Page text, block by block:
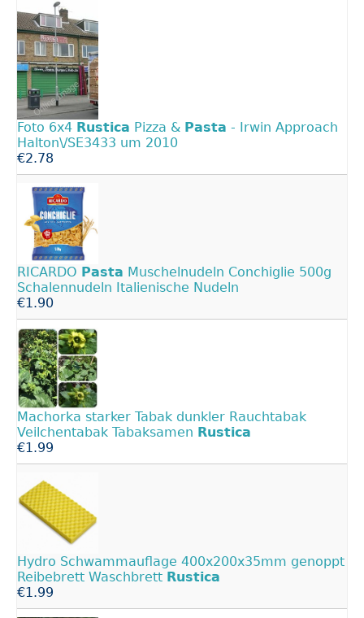
Foto 6x4 Rustica Pizza & Pasta - Irwin Approach
Halton\/SE3433 um 2010
€2.78
RICARDO Pasta Muschelnudeln Conchiglie 500g
Schalennudeln Italienische Nudeln
€1.90
Machorka starker Tabak dunkler Rauchtabak
Veilchentabak Tabaksamen Rustica
€1.99
Hydro Schwammauflage 400x200x35mm genoppt
Reibebrett Waschbrett Rustica
€1.99